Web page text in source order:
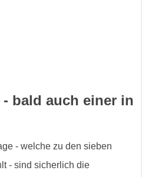
bald auch einer in
- welche zu den sieben
- sind sicherlich die